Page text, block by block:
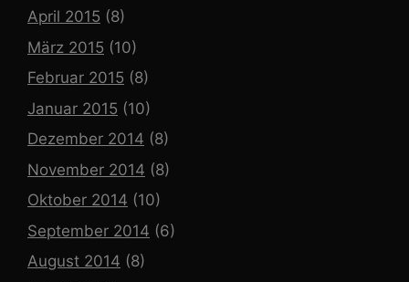
April 2015 (8)
März 2015 (10)
Februar 2015 (8)
Januar 2015 (10)
Dezember 2014 (8)
November 2014 (8)
Oktober 2014 (10)
September 2014 (6)
August 2014 (8)